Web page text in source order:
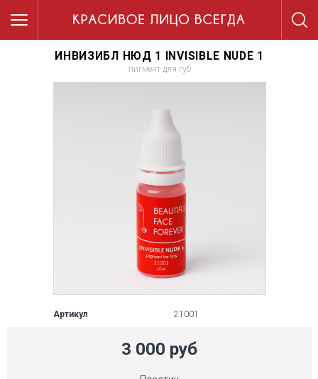
ИНВИЗИБЛ НЮД 1 INVISIBLE NUDE 1
пигмент для губ
Артикул 21001
3 000 руб